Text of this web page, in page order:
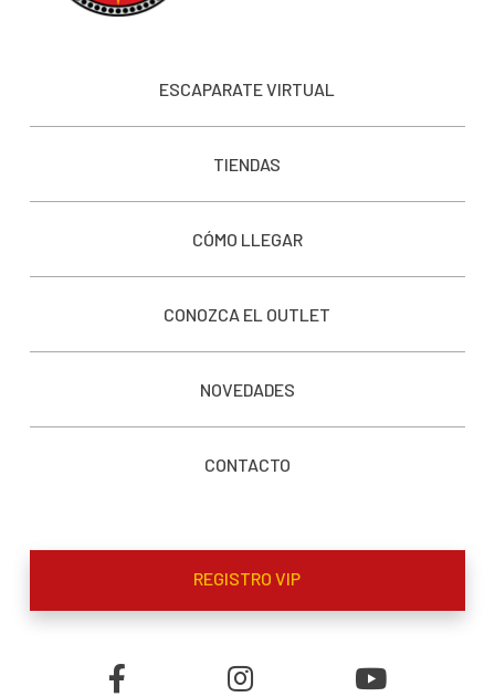
ESCAPARATE VIRTUAL
TIENDAS
CÓMO LLEGAR
CONOZCA EL OUTLET
NOVEDADES
CONTACTO
REGISTRO VIP